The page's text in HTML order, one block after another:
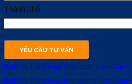
Thành phố
Dịch Vụ Làm Visa Đài Loan Trọn Gói
Dịch Vụ Làm Visa Hongkong Trọn Gói